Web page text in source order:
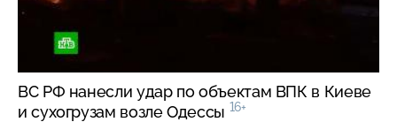
ВС РФ нанесли удар по объектам ВПК в Киеве
и сухогрузам возле Одессы 16+